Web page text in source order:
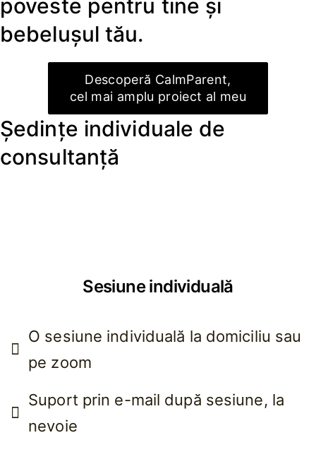
poveste pentru tine și
bebelușul tău.
Descoperă CalmParent,
cel mai amplu proiect al meu
Ședințe individuale de
consultanță
Sesiune individuală
O sesiune individuală la domiciliu sau
pe zoom
Suport prin e-mail după sesiune, la
nevoie